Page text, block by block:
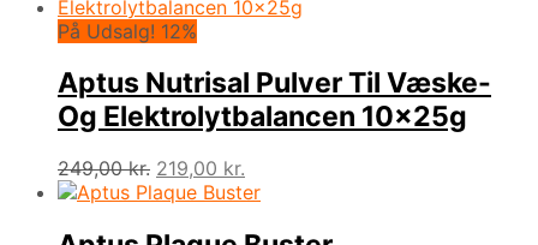
På Udsalg! 12%
Aptus Nutrisal Pulver Til Væske-
Og Elektrolytbalancen 10x25g
249,00kr. Den
oprindelige
var:
219,00 kr.
aktuelle
er: